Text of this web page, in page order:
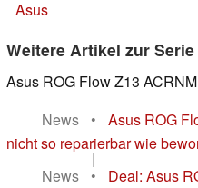
Asus
Weitere Artikel zur Serie
Asus ROG Flow Z13
News
•
Asus ROG
nicht so reparierbar wie
|
News
•
Deal: Asus